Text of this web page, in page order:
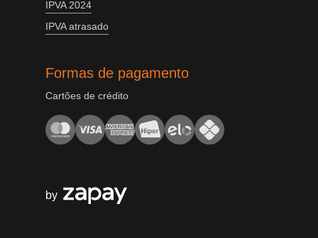
IPVA 2024
IPVA atrasado
Formas de pagamento
Cartões de crédito
by